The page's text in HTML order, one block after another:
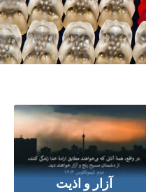
آزار و اذیت